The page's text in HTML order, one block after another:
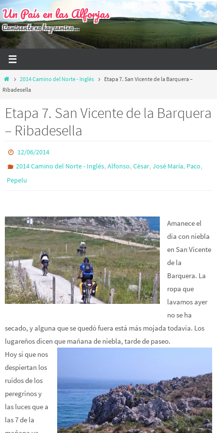
Ir
al
contenido
Un País en las Alforjas
Caminante no hay camino...
Inicio2014 Camino del Norte - Inglés
Etapa 7. San Vicente de la Barquera –
Ribadesella
Etapa 7. San Vicente de la Barquera
– Ribadesella
12/06/2014
2014 Camino del Norte - Inglés,Alfonso,César,José María, Paco,
Pepelu
Amanece el
día con niebla
en San Vicente
de la
Barquera. La
ropa que
lavamos ayer
no se ha
secado, y alguna que se quedó fuera está más mojada todavía. Los
lugareños dicen que mañana de niebla, tarde de paseo.
Hoy sí que nos
despiertan los
ruidos de los
peregrinos y
las luces que a
las 7 de la